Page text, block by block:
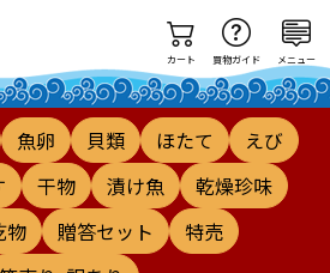
カート 買物ガイド メニュー
魚卵 貝類 ほたて
えび
干物 漬け魚
乾燥珍味
物 贈答セット
特売